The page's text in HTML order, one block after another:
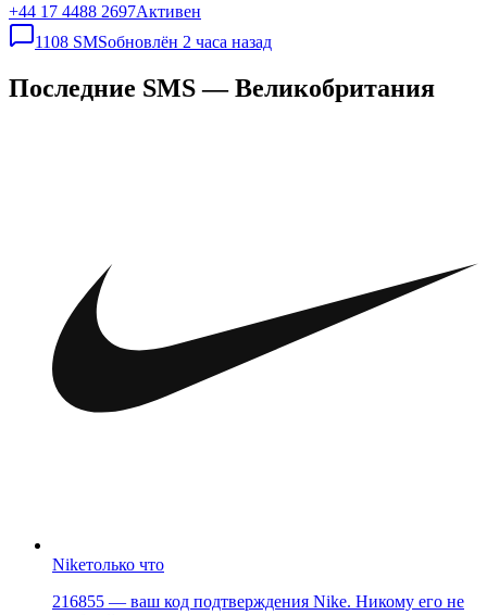
+44 17 4488 2697Активен
1108 SMSобновлён 2 часа назад
Последние SMS — Великобритания
Nikeтолько что
216855 — ваш код подтверждения Nike. Никому его не